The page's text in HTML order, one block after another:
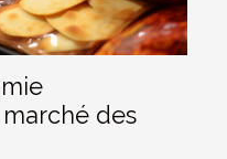
des